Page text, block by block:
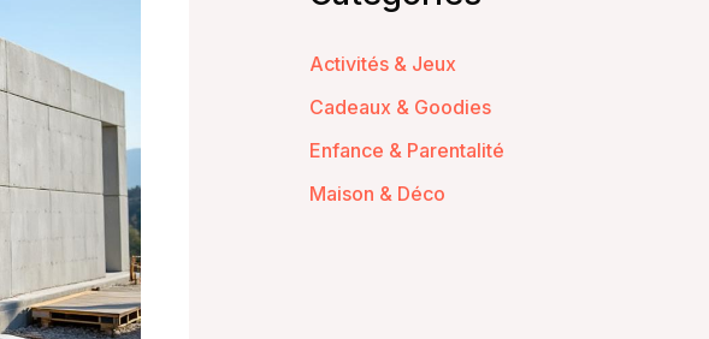
Activités & Jeux
Cadeaux & Goodies
Enfance & Parentalité
Maison & Déco